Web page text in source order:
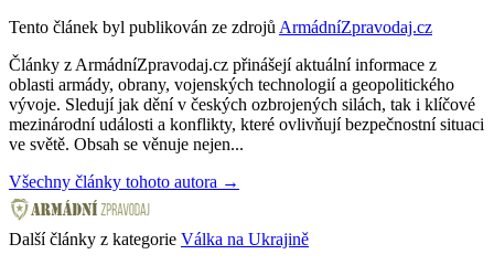
Tento článek byl publikován ze zdrojů ArmádníZpravodaj.cz
Články z ArmádníZpravodaj.cz přinášejí aktuální informace z
oblasti armády, obrany, vojenských technologií a geopolitického
vývoje. Sledují jak dění v českých ozbrojených silách, tak i klíčové
mezinárodní události a konflikty, které ovlivňují bezpečnostní situaci
ve světě. Obsah se věnuje nejen...
Všechny články tohoto autora →
Další články z kategorie Válka na Ukrajině